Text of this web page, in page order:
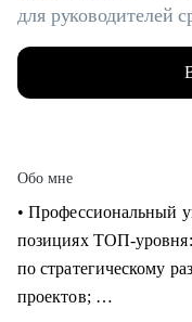
для руководителей
Обо мне
• Профессиональный
позициях ТОП-
по стратегическому
проектов;